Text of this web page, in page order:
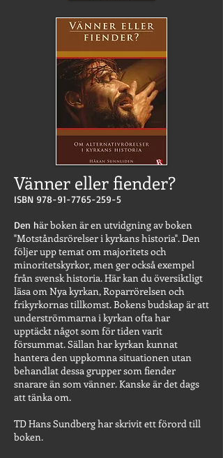
Vänner eller fiender?
ISBN 978-91-7765-259-5
Den här boken är en utvidgning av boken
"Motståndsrörelser i kyrkans historia". Den
följer upp temat om majoritets och
minoritetskyrkor, men ger också exempel
från svensk historia. Här kan du översiktligt
läsa om Nya kyrkan, Roparrörelsen och
frikyrkornas tillkomst. Bokens budskap är att
underströmmarna i kyrkan ofta har
upptäckt något som för tiden varit
försummat. Sällan har kyrkan kunnat
hantera den uppkomna situationen utan
behandlat dessa grupper som fiender
snarare än som vänner. Kanske är det dags
att tänka om.
TD Hans Sundberg har skrivit ett förord till
boken.